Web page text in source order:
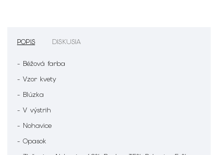
POPIS DISKUSIA
- Béžová farba
- Vzor kvety
- Blúzka
- V výstrih
- Nohavice
- Opasok